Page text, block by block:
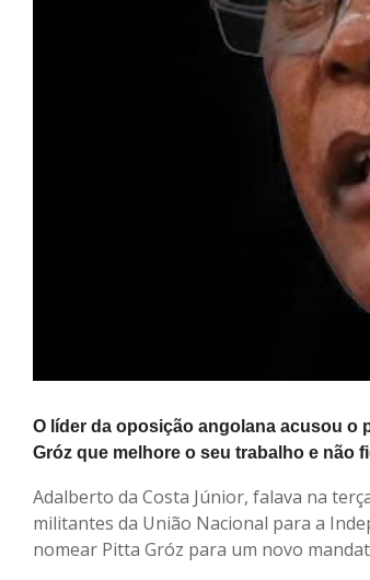
O líder da oposição angolana acusou o
Gróz que melhore o seu trabalho e não
Adalberto da Costa Júnior, falava na
militantes da União Nacional para a
nomear Pitta Gróz para um novo